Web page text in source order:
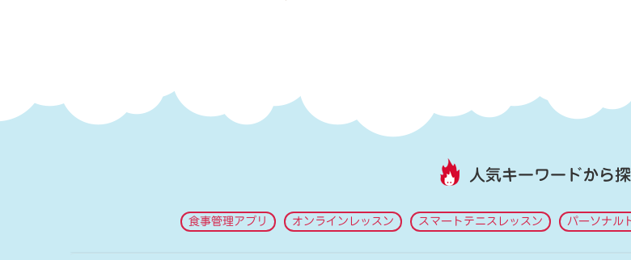
人気キーワードから
食事管理アプリ オンラインレッスン スマートテニスレッスン パーソナル